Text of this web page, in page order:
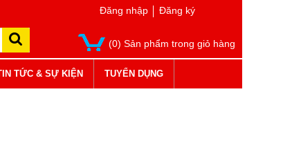
Đăng nhập Đăng ký
(0) Sản phẩm trong giỏ hàng
TỨC & SỰ KIỆN TUYỂN DỤNG